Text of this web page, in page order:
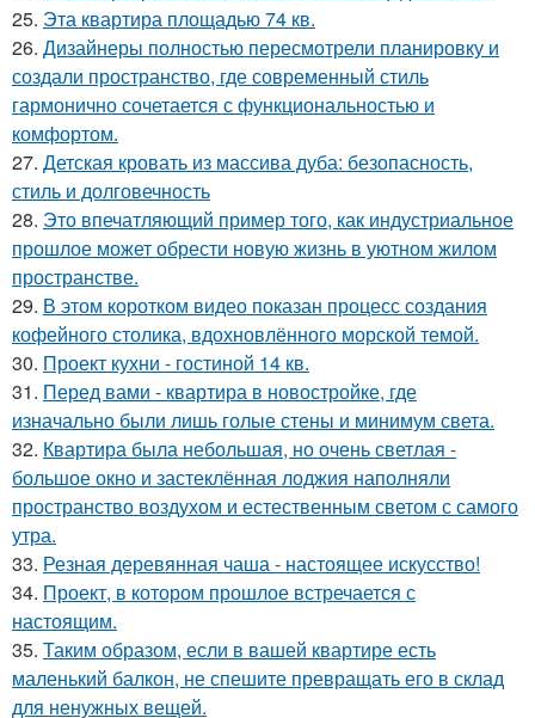
25. Эта квартира площадью 74 кв.
26. Дизайнеры полностью пересмотрели планировку и
создали пространство, где современный стиль
гармонично сочетается с функциональностью и
комфортом.
27. Детская кровать из массива дуба: безопасность,
стиль и долговечность
28. Это впечатляющий пример того, как индустриальное
прошлое может обрести новую жизнь в уютном жилом
пространстве.
29. В этом коротком видео показан процесс создания
кофейного столика, вдохновлённого морской темой.
30. Проект кухни - гостиной 14 кв.
31. Перед вами - квартира в новостройке, где
изначально были лишь голые стены и минимум света.
32. Квартира была небольшая, но очень светлая -
большое окно и застеклённая лоджия наполняли
пространство воздухом и естественным светом с самого
утра.
33. Резная деревянная чаша - настоящее искусство!
34. Проект, в котором прошлое встречается с
настоящим.
35. Таким образом, если в вашей квартире есть
маленький балкон, не спешите превращать его в склад
для ненужных вещей.